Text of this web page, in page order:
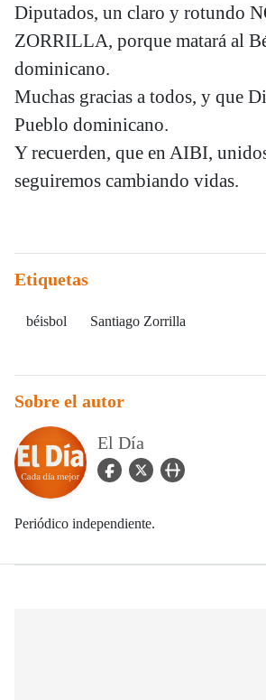
Diputados, un claro y rotundo
ZORRILLA, porque matará al
dominicano.
Muchas gracias a todos, y que
Pueblo dominicano.
Y recuerden, que en AIBI,
seguiremos cambiando vidas.
Etiquetas
béisbol Santiago Zorrilla
Sobre el autor
El Día
facebook Icon
twitter Iconuser_url Icon
Periódico independiente.